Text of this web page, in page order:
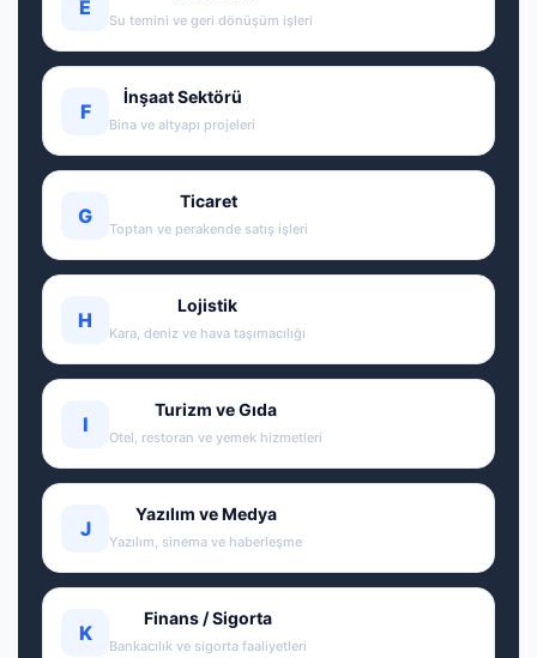
E
Su temini ve geri dönüşüm işleri
F
İnşaat Sektörü
Bina ve altyapı projeleri
G
Ticaret
Toptan ve perakende satış işleri
H
Lojistik
Kara, deniz ve hava taşımacılığı
I
Turizm ve Gıda
Otel, restoran ve yemek hizmetleri
J
Yazılım ve Medya
Yazılım, sinema ve haberleşme
K
Finans / Sigorta
Bankacılık ve sigorta faaliyetleri